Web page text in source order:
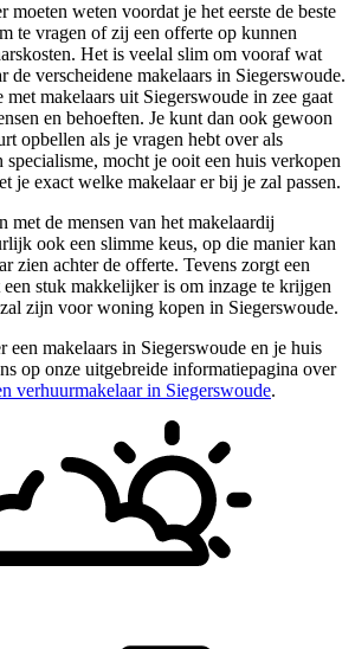
moeten weten voordat je het eerste de beste
te vragen of zij een offerte op kunnen
Het is veelal slim om vooraf wat
de verscheidene makelaars in Siegerswoude.
makelaars uit Siegerswoude in zee gaat
en behoeften. Je kunt dan ook gewoon
opbellen als je vragen hebt over als
specialisme, mocht je ooit een huis verkopen
je exact welke makelaar er bij je zal passen.
met de mensen van het makelaardij
ook een slimme keus, op die manier kan
zien achter de offerte. Tevens zorgt een
een stuk makkelijker is om inzage te krijgen
zijn voor woning kopen in Siegerswoude.
een makelaars in Siegerswoude en je huis
op onze uitgebreide informatiepagina over
verhuurmakelaar in Siegerswoude.